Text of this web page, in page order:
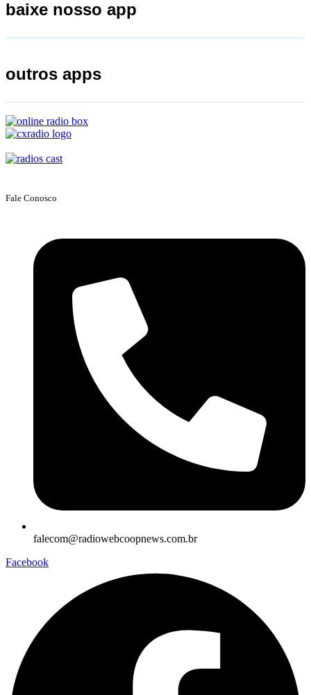
baixe nosso app
outros apps
Fale Conosco
falecom@radiowebcoopnews.com.br
Facebook